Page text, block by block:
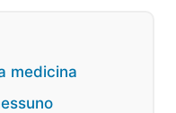
medicina